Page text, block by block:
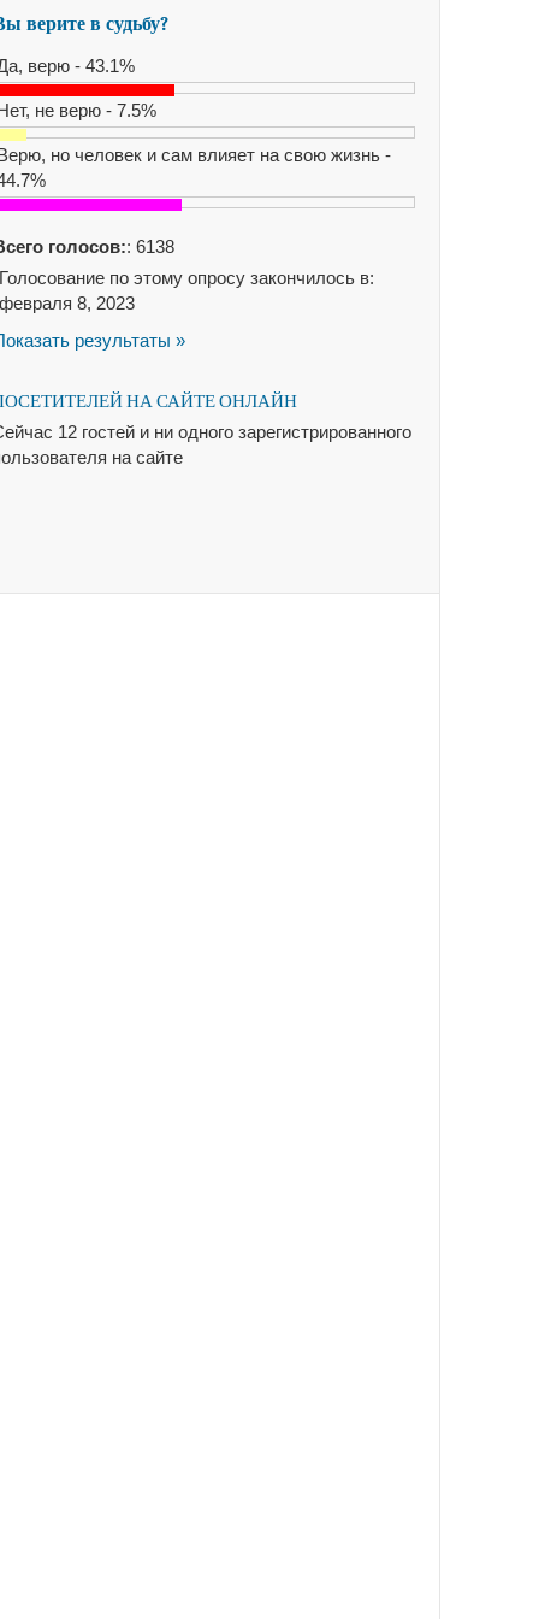
верите в судьбу?
верю - 43.1%
не верю - 7.5%
но человек и сам влияет на свою жизнь -
голосов:: 6138
Голосование по этому опросу закончилось в:
февраля 8, 2023
результаты »
НА САЙТЕ ОНЛАЙН
12 гостей и ни одного зарегистрированного
на сайте